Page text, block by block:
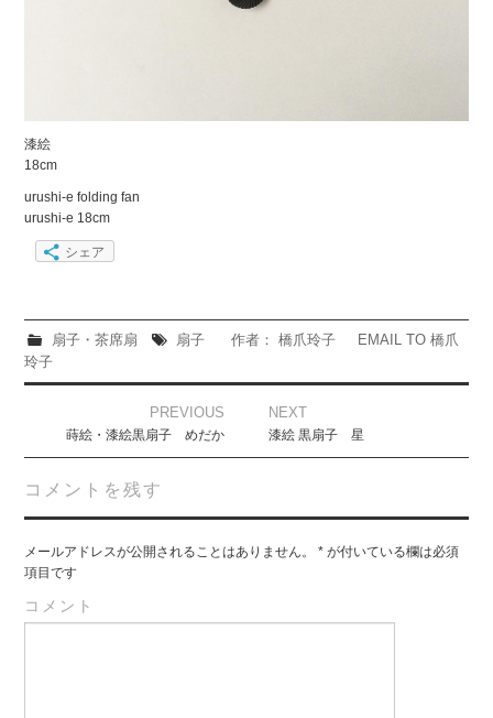
漆絵
18cm
urushi-e folding fan
urushi-e 18cm
シェア
扇子・茶席扇 扇子 作者： 橋爪玲子
EMAIL TO 橋爪
玲子
navigation
PREVIOUS
蒔絵・漆絵黒扇子 めだか
NEXT
漆絵 黒扇子 星
コメントを残す
メールアドレスが公開されることはありません。 * が付いている欄は必須
項目です
コメント